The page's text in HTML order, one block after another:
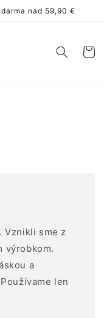
nad 59,90 €
Košík
Vznikli sme z
výrobkom.
a
len